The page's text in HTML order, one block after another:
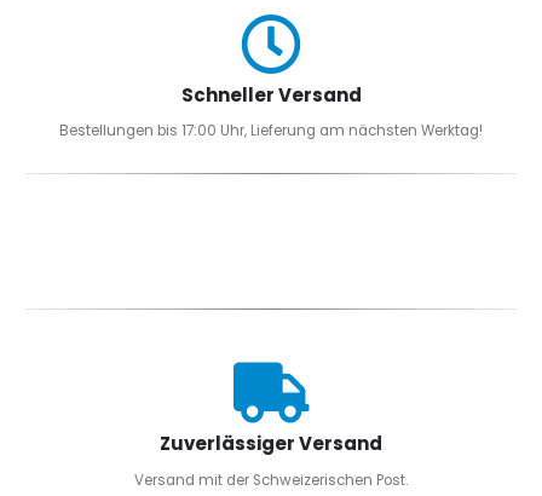
Schneller Versand
Bestellungen bis 17:00 Uhr, Lieferung am nächsten Werktag!
Zuverlässiger Versand
Versand mit der Schweizerischen Post.